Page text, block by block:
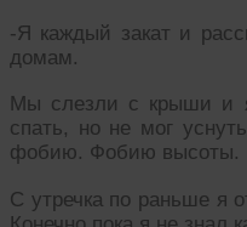
-Я каждый закат и
домам.
Мы слезли с крыши и
спать, но не мог
фобию. Фобию высоты.
С утречка по раньше я